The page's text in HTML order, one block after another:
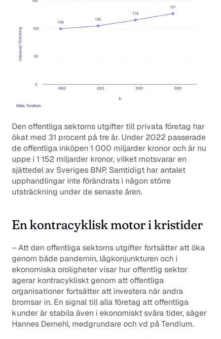
Den offentliga sektorns utgifter till privata företag har
ökat med 31 procent på tre år. Under 2022 passerade
de offentliga inköpen 1 000 miljarder kronor och är nu
uppe i 1 152 miljarder kronor, vilket motsvarar en
sjättedel av Sveriges BNP. Samtidigt har antalet
upphandlingar inte förändrats i någon större
utsträckning under de senaste åren.
En kontracyklisk motor i kristider
– Att den offentliga sektorns utgifter fortsätter att öka
genom både pandemin, lågkonjunkturen och i
ekonomiska oroligheter visar hur offentlig sektor
agerar kontracykliskt genom att offentliga
organisationer fortsätter att investera när andra
bromsar in. En signal till alla företag att offentliga
kunder är stabila även i ekonomiskt svåra tider, säger
Hannes Dernehl, medgrundare och vd på Tendium.